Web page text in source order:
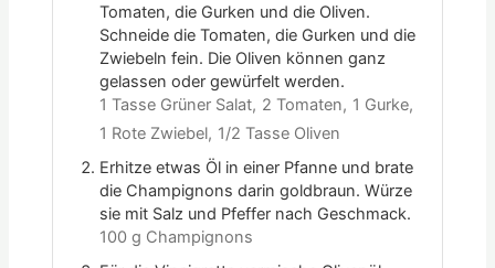
Tomaten, die Gurken und die Oliven.
Schneide die Tomaten, die Gurken und die
Zwiebeln fein. Die Oliven können ganz
gelassen oder gewürfelt werden.
1 Tasse Grüner Salat, 2 Tomaten, 1 Gurke,
1 Rote Zwiebel, 1/2 Tasse Oliven
Erhitze etwas Öl in einer Pfanne und brate
die Champignons darin goldbraun. Würze
sie mit Salz und Pfeffer nach Geschmack.
100 g Champignons